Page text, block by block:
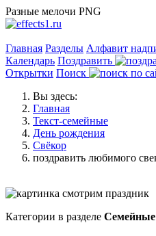
Разные мелочи PNG
Главная Разделы Алфавит
Календарь Поздравить
Открытки Поиск
Вы здесь:
Главная
Текст-семейные
День рождения
Свёкор
поздравить любимого
Категории в разделе Семейные